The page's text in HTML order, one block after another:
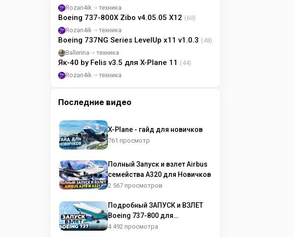
Rozan4ik
техника
Boeing 737-800X Zibo v4.05.05 X12 (60)
Rozan4ik
техника
Boeing 737NG Series LevelUp x11 v1.0.3 (48)
Ballerina
техника
Як-40 by Felis v3.5 для X-Plane 11 (44)
Rozan4ik
техника
Последние видео
X-Plane - гайд для новичков
761 просмотр
Полный Запуск и взлет Airbus
семейства A320 для Новичков
2 567 просмотров
Подробный ЗАПУСК и ВЗЛЕТ
Boeing 737-800 для
НОВИЧКОВ
4 492 просмотра